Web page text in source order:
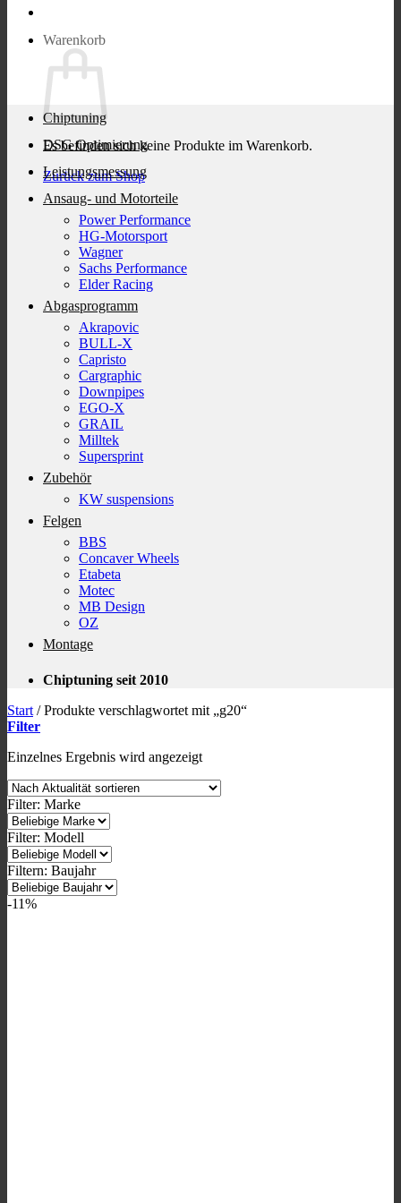
Warenkorb
Es befinden sich keine Produkte im Warenkorb.
Zurück zum Shop
Chiptuning
DSG Optimierung
Leistungsmessung
Ansaug- und Motorteile
Power Performance
HG-Motorsport
Wagner
Sachs Performance
Elder Racing
Abgasprogramm
Akrapovic
BULL-X
Capristo
Cargraphic
Downpipes
EGO-X
GRAIL
Milltek
Supersprint
Zubehör
KW suspensions
Felgen
BBS
Concaver Wheels
Etabeta
Motec
MB Design
OZ
Montage
Chiptuning seit 2010
Start /Produkte verschlagwortet mit „g20“
Filter
Einzelnes Ergebnis wird angezeigt
Filter: Marke
Filter: Modell
Filtern: Baujahr
-11%